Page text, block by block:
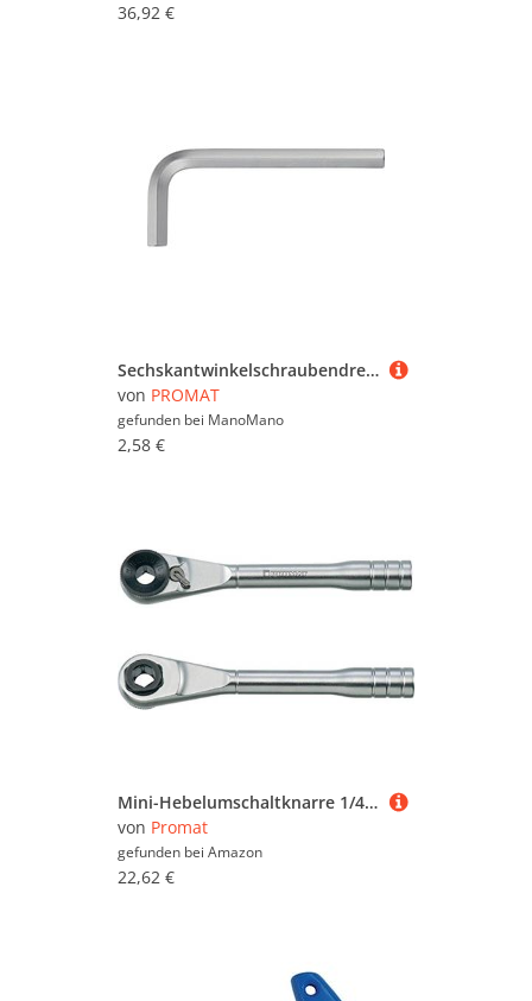
36,92 €
Sechskantwinkelschraubendreher Schlüsselweite 3 mm kurz 63 x 20 mm - Promat
von PROMAT
gefunden bei ManoMano
2,58 €
Mini-Hebelumschaltknarre 1/4Zoll CV-Stahl m.Adapter f.Steckschl-Einsätze
von Promat
gefunden bei Amazon
22,62 €